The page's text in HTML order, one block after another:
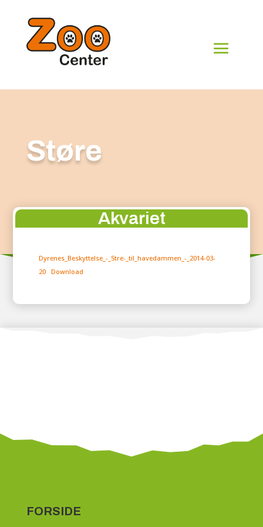
Støre
Akvariet
Dyrenes_Beskyttelse_-_Stre-_til_havedammen_-_2014-03-
20 Download
FORSIDE